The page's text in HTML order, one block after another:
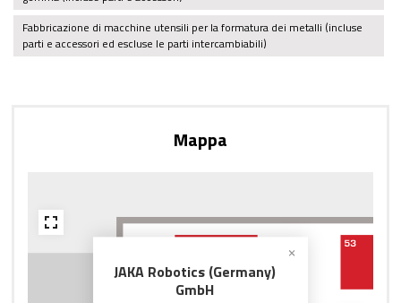
Fabbricazione di macchine utensili per la formatura dei metalli (incluse
parti e accessori ed escluse le parti intercambiabili)
Mappa
JAKA Robotics (Germany)
GmbH